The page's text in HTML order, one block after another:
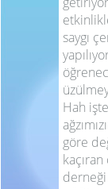
saygı
Hah
göre